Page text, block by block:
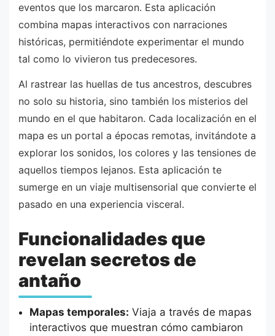
eventos que los marcaron. Esta aplicación
combina mapas interactivos con narraciones
históricas, permitiéndote experimentar el mundo
tal como lo vivieron tus predecesores.
Al rastrear las huellas de tus ancestros, descubres
no solo su historia, sino también los misterios del
mundo en el que habitaron. Cada localización en el
mapa es un portal a épocas remotas, invitándote a
explorar los sonidos, los colores y las tensiones de
aquellos tiempos lejanos. Esta aplicación te
sumerge en un viaje multisensorial que convierte el
pasado en una experiencia visceral.
Funcionalidades que
revelan secretos de
antaño
Mapas temporales: Viaja a través de mapas
interactivos que muestran cómo cambiaron